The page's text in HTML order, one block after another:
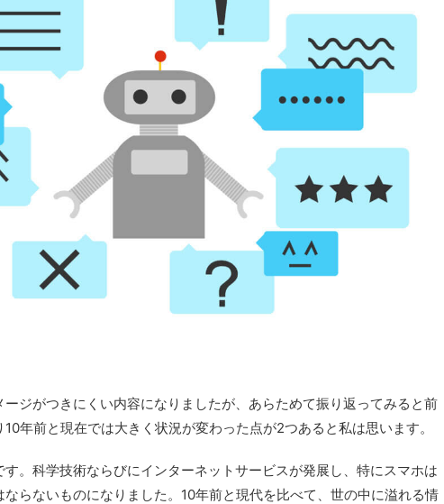
ージがつきにくい内容になりましたが、あらためて振り返ってみると前
年前と現在では大きく状況が変わった点が2つあると私は思います。
。科学技術ならびにインターネットサービスが発展し、特にスマホは
ならないものになりました。10年前と現代を比べて、世の中に溢れる情